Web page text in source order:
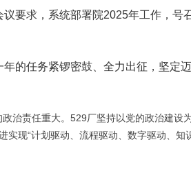
要求，系统部署院2025年工作，号
的任务紧锣密鼓、全力出征，坚定
治责任重大。529厂坚持以党的政治建设
现“计划驱动、流程驱动、数字驱动、知